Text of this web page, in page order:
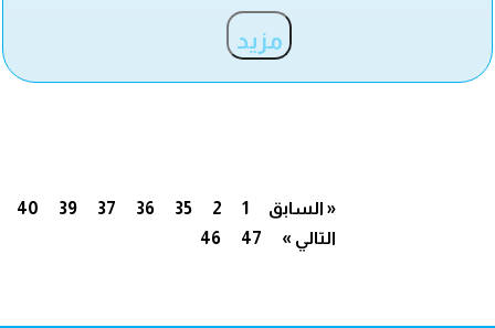
مزيد
« السابق 1
2
35
36
37
39
40
46
47 التالي »